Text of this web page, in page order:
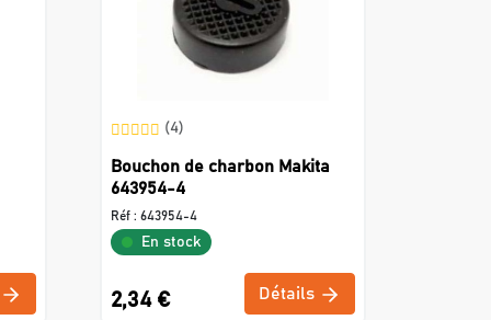
(4)
Bouchon de charbon Makita
643954-4
Réf : 643954-4
En stock
2,34 € Détails